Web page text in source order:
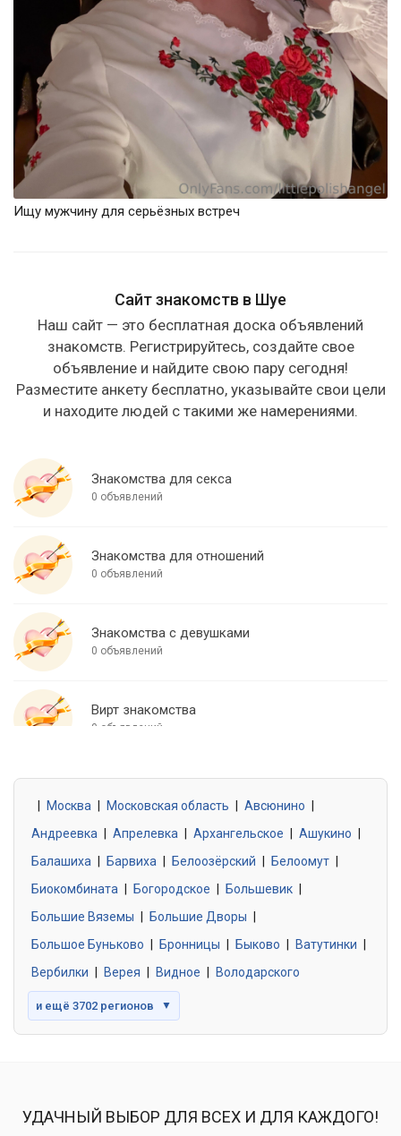
Ищу мужчину для серьёзных встреч
Сайт знакомств в Шуе
Наш сайт — это бесплатная доска объявлений
знакомств. Регистрируйтесь, создайте свое
объявление и найдите свою пару сегодня!
Разместите анкету бесплатно, указывайте свои цели
и находите людей с такими же намерениями.
Знакомства для секса
0 объявлений
Знакомства для отношений
0 объявлений
Знакомства с девушками
0 объявлений
Вирт знакомства
0 объявлений
0 объявлений
Знакомства без обязательств
0 объявлений
Москва Московская область Авсюнино
Андреевка
Апрелевка Архангельское Ашукино
Балашиха
Барвиха Белоозёрский Белоомут
Биокомбината
Богородское Большевик
Большие Вяземы
Большие Дворы
Большое Буньково
Бронницы Быково Ватутинки
Вербилки
Верея Видное Володарского
и ещё 3702 регионов ▼
УДАЧНЫЙ ВЫБОР ДЛЯ ВСЕХ И ДЛЯ КАЖДОГО!